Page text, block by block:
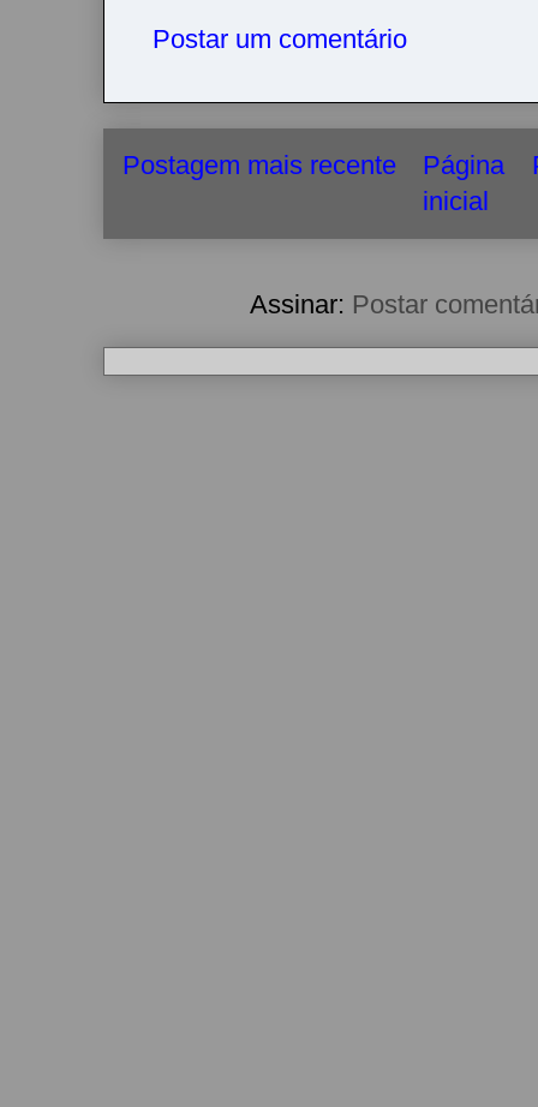
Postar um comentário
Postagem mais recente
Página
inicial
Assinar: Postar